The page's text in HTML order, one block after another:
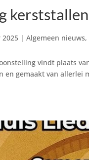
2025 |Algemeen nieuws,
vindt plaats
en gemaakt van